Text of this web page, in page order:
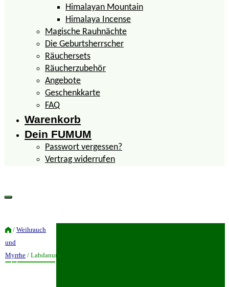
Himalayan Mountain
Himalaya Incense
Magische Rauhnächte
Die Geburtsherrscher
Räuchersets
Räucherzubehör
Angebote
Geschenkkarte
FAQ
Warenkorb
Dein FUMUM
Passwort vergessen?
Vertrag widerrufen
Labdanum
/Weihrauch
und
Myrrhe / Labdanum